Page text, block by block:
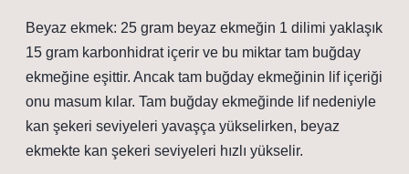
Beyaz ekmek: 25 gram beyaz ekmeğin 1 dilimi yaklaşık
15 gram karbonhidrat içerir ve bu miktar tam buğday
ekmeğine eşittir. Ancak tam buğday ekmeğinin lif içeriği
onu masum kılar. Tam buğday ekmeğinde lif nedeniyle
kan şekeri seviyeleri yavaşça yükselirken, beyaz
ekmekte kan şekeri seviyeleri hızlı yükselir.